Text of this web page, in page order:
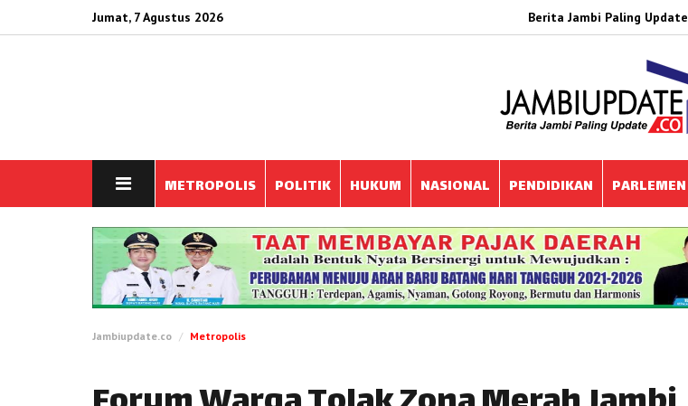
Jumat, 7 Agustus 2026 Berita Jambi Paling Update
METROPOLIS POLITIK HUKUM NASIONAL PENDIDIKAN PARLEMEN
Jambiupdate.co Metropolis